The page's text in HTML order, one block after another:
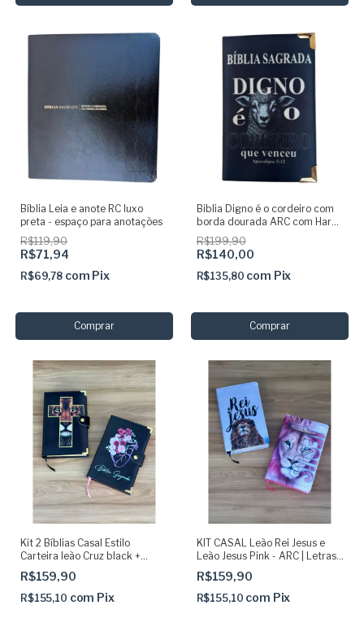
Bíblia Leia e anote RC luxo
preta - espaço para anotações
R$119,90
R$71,94
R$69,78 com Pix
Biblia Digno é o cordeiro com
borda dourada ARC com Harpa
capa dura acolchoada
R$199,90
R$140,00
R$135,80 com Pix
Kit 2 Bíblias Casal Estilo
Carteira leão Cruz black +
Carteira preta coração floral
R$159,90
R$155,10 com Pix
KIT CASAL Leão Rei Jesus e
Leão Jesus Pink - ARC | Letras
Grandes Com Harpa E Indice
R$159,90
R$155,10 com Pix